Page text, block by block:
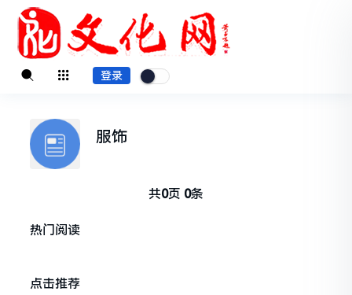
登录
服饰
共0页 0条
热门阅读
点击推荐